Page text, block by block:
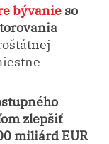
bývanie so
zlepšiť
miliárd EUR